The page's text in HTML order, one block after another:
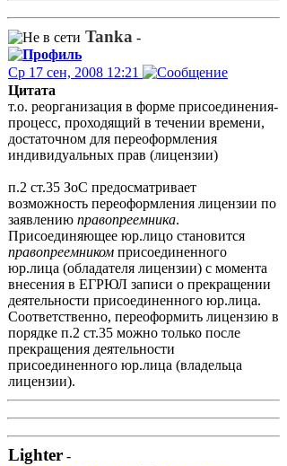
Tanka -
Ср 17 сен, 2008 12:21
Цитата
т.о. реорганизация в форме присоединения-
процесс, проходящий в течении времени,
достаточном для переоформления
индивидуальных прав (лицензии)
п.2 ст.35 ЗоС предосматривает
возможность переоформления лицензии по
заявлению правопреемника.
Присоединяющее юр.лицо становится
правопреемником присоединенного
юр.лица (обладателя лицензии) с момента
внесения в ЕГРЮЛ записи о прекращении
деятельности присоединенного юр.лица.
Соответственно, переоформить лицензию в
порядке п.2 ст.35 можно только после
прекращения деятельности
присоединенного юр.лица (владельца
лицензии).
Lighter -